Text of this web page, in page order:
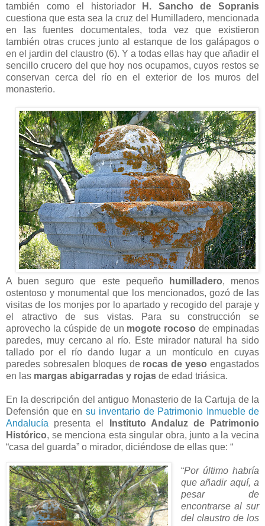
también como el historiador
H. Sancho de Sopranis
cuestiona que esta sea la cruz del Humilladero, mencionada
en las fuentes documentales, toda vez que existieron
también otras cruces junto al estanque de los galápagos o
en el jardin del claustro (6). Y a todas ellas hay que añadir el
sencillo crucero del que hoy nos ocupamos, cuyos restos se
conservan cerca del río en el exterior de los muros del
monasterio.
A buen seguro que este pequeño humilladero, menos
ostentoso y monumental que los mencionados, gozó de las
visitas de los monjes por lo apartado y recogido del paraje y
el atractivo de sus vistas. Para su construcción se
aprovecho la cúspide de un mogote rocoso de empinadas
paredes, muy cercano al río. Este mirador natural ha sido
tallado por el río dando lugar a un montículo en cuyas
paredes sobresalen bloques de rocas de yeso engastados
en las margas abigarradas y rojas de edad triásica.
En la descripción del antiguo Monasterio de la Cartuja de la
Defensión que en su inventario de Patrimonio Inmueble de
Andalucía presenta el
Instituto Andaluz de Patrimonio
Histórico, se menciona esta singular obra, junto a la vecina
“casa del guarda” o mirador, diciéndose de ellas que: “
“Por último habría
que añadir aquí, a
pesar de
encontrarse al sur
del claustro de los